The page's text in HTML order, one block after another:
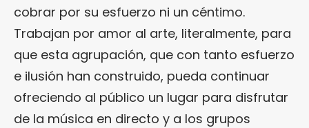
cobrar por su esfuerzo ni un céntimo.
Trabajan por amor al arte, literalmente, para
que esta agrupación, que con tanto esfuerzo
e ilusión han construido, pueda continuar
ofreciendo al público un lugar para disfrutar
de la música en directo y a los grupos